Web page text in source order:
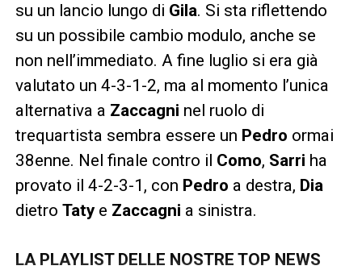
su un lancio lungo di Gila. Si sta riflettendo
su un possibile cambio modulo, anche se
non nell’immediato. A fine luglio si era già
valutato un 4-3-1-2, ma al momento l’unica
alternativa a Zaccagni nel ruolo di
trequartista sembra essere un Pedro ormai
38enne. Nel finale contro il Como, Sarri ha
provato il 4-2-3-1, con Pedro a destra, Dia
dietro Tatye Zaccagni a sinistra.
LA PLAYLIST DELLE NOSTRE TOP NEWS